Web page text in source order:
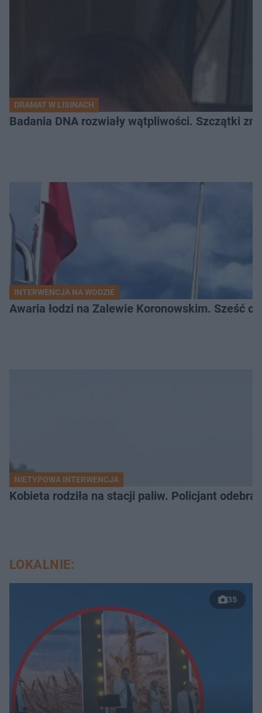
DRAMAT W LISINACH
Badania DNA rozwiały wątpliwości. Szczątki
INTERWENCJA NA WODZIE
Awaria łodzi na Zalewie Koronowskim. Sześć
NIETYPOWA INTERWENCJA
Kobieta rodziła na stacji paliw. Policjant
LOKALNIE:
35